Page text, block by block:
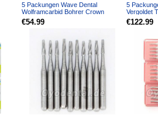
5 Packungen Wave Dental
Wolframcarbid Bohrer Crown
Metallschneiden Gerade Fissur...
€54.99
5
Vergoldet
Bohrer
€122.99